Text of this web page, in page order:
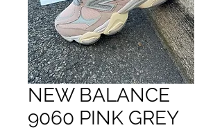
NEW BALANCE
9060 PINK GREY